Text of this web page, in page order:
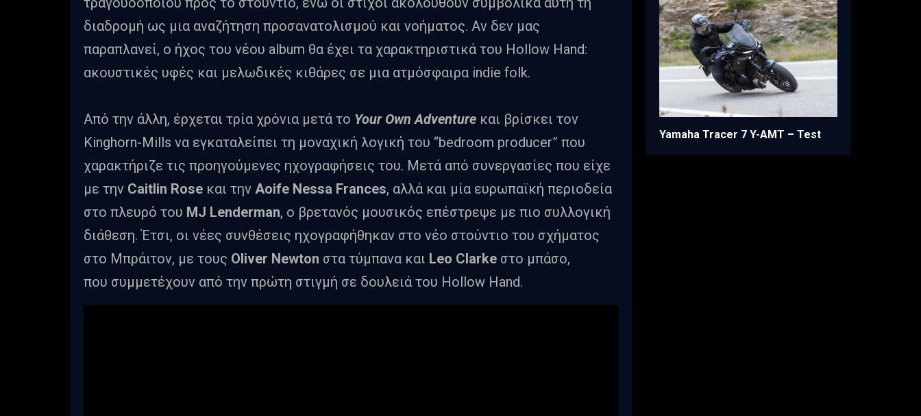
διαδρομή ως μια αναζήτηση προσανατολισμού και νοήματος. Αν δεν μας
παραπλανεί, ο ήχος του νέου album θα έχει τα χαρακτηριστικά του Hollow Hand:
ακουστικές υφές και μελωδικές κιθάρες σε μια ατμόσφαιρα indie folk.
Από την άλλη, έρχεται τρία χρόνια μετά το Your Own Adventure και βρίσκει τον
Kinghorn-Mills να εγκαταλείπει τη μοναχική λογική του “bedroom producer” που
χαρακτήριζε τις προηγούμενες ηχογραφήσεις του. Μετά από συνεργασίες που είχε
με την Caitlin Rose και την Aoife Nessa Frances, αλλά και μία ευρωπαϊκή περιοδεία
στο πλευρό του MJ Lenderman, ο βρετανός μουσικός επέστρεψε με πιο συλλογική
διάθεση. Έτσι, οι νέες συνθέσεις ηχογραφήθηκαν στο νέο στούντιο του σχήματος
στο Μπράιτον, με τους Oliver Newton στα τύμπανα και Leo Clarke στο μπάσο,
που συμμετέχουν από την πρώτη στιγμή σε δουλειά του Hollow Hand.
Yamaha Tracer 7 Y-AMT – Test